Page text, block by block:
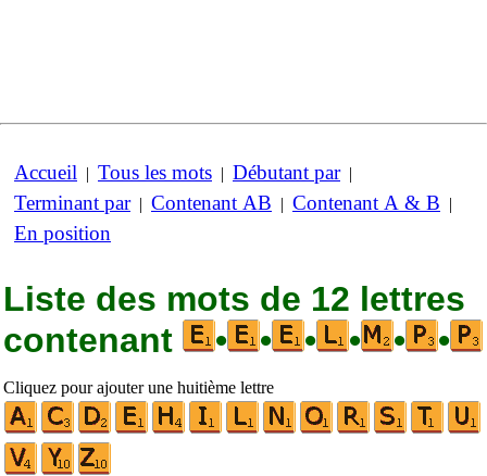
Accueil | Tous les mots | Débutant par|
Terminant par| Contenant AB | Contenant A & B |
En position
Liste des mots de 12 lettres
contenant
• • • • • •
Cliquez pour ajouter une huitième lettre